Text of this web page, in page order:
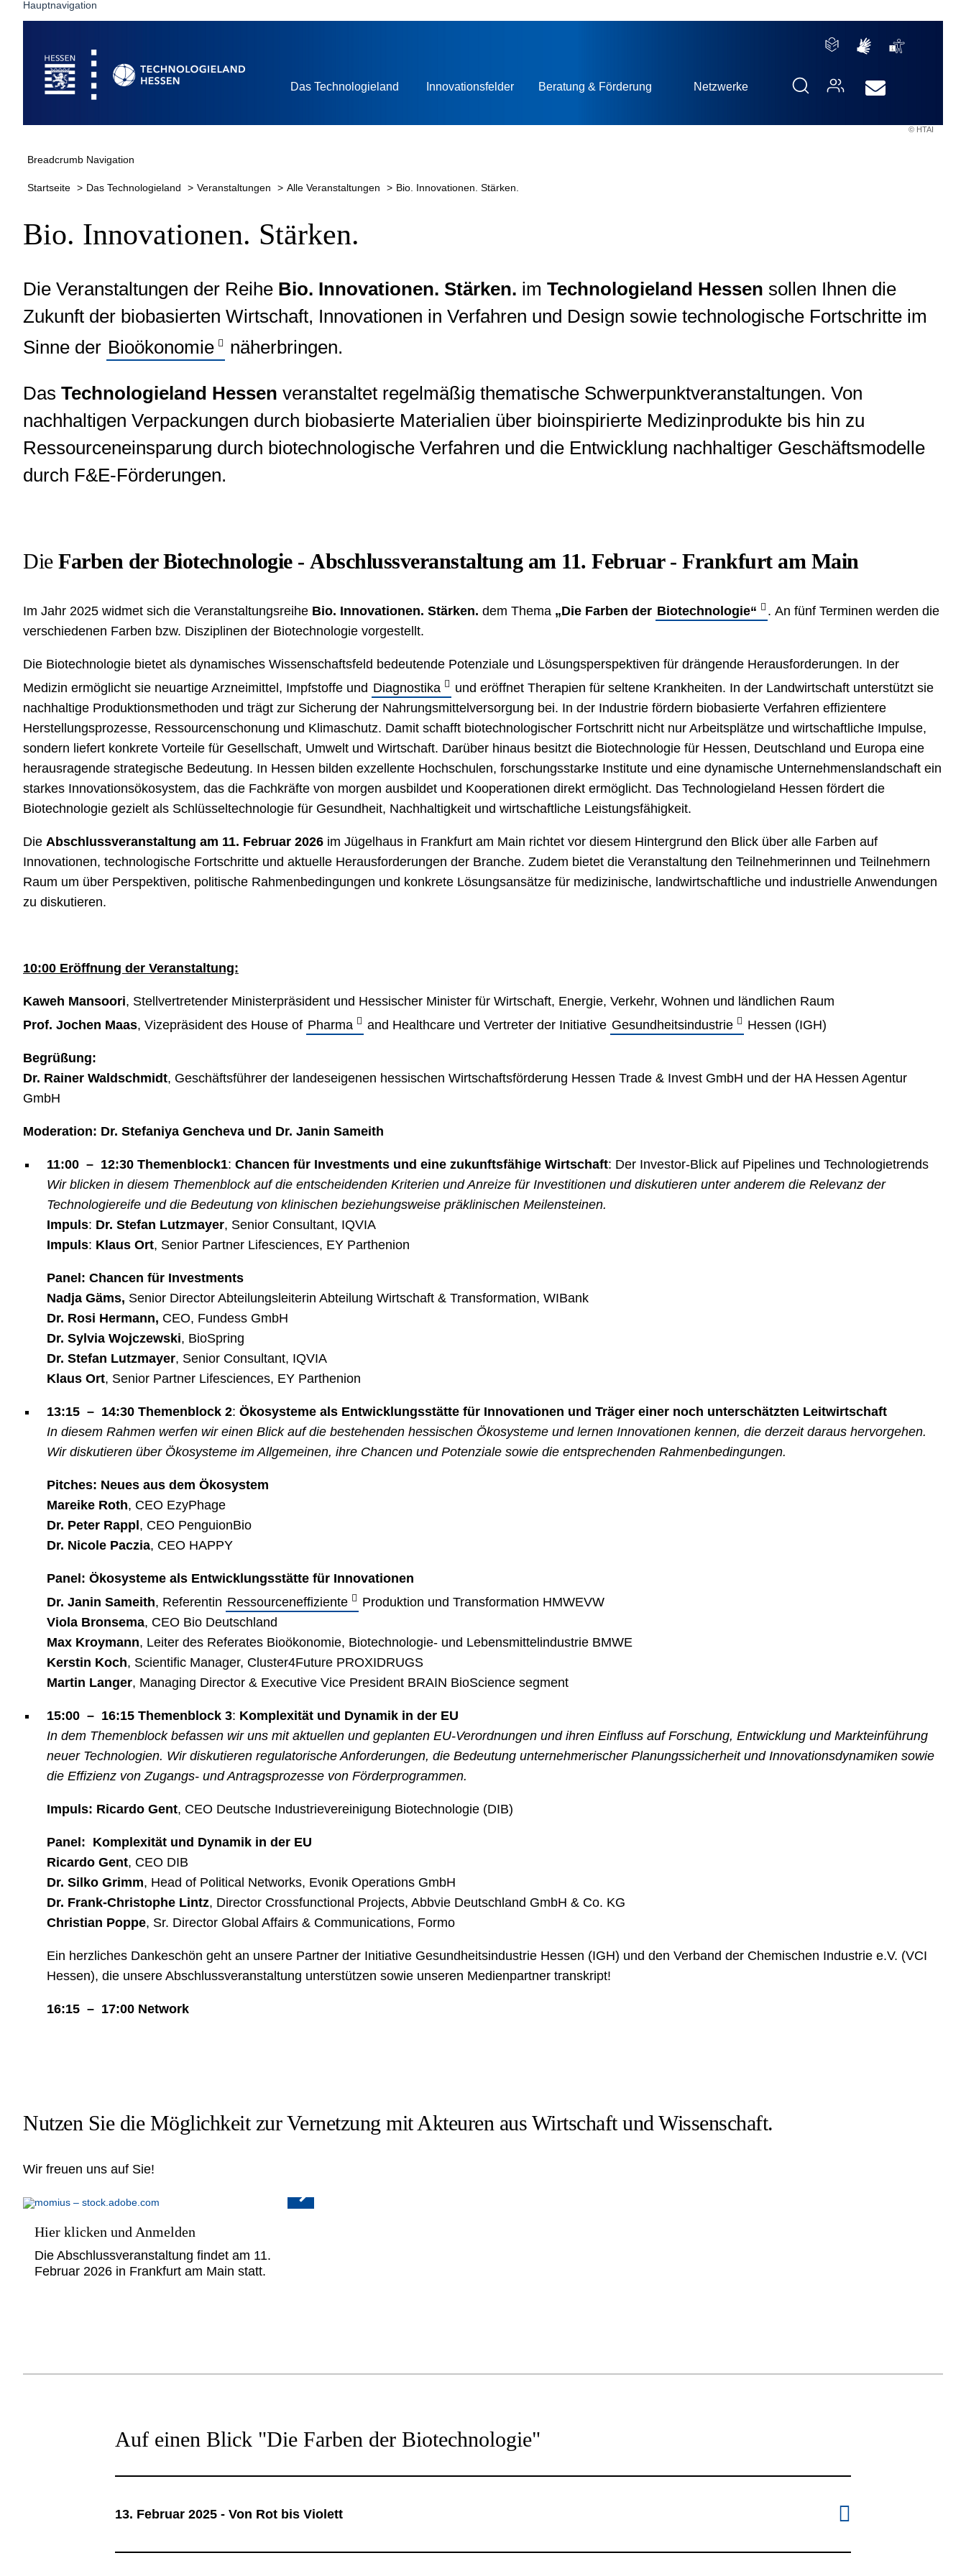
Hauptnavigation
Startseite
Das Technologieland Innovationsfelder Beratung & Förderung Netzwerke
© HTAI
Bio. Innovationen.
Stärken.
Breadcrumb Navigation
Startseite Das Technologieland Veranstaltungen Alle Veranstaltungen Bio. Innovationen. Stärken.
Bio. Innovationen. Stärken.
Die Veranstaltungen der Reihe Bio. Innovationen. Stärken. im Technologieland Hessen sollen Ihnen die
Zukunft der biobasierten Wirtschaft, Innovationen in Verfahren und Design sowie technologische Fortschritte im
Sinne der Bioökonomie näherbringen.
Das Technologieland Hessen veranstaltet regelmäßig thematische Schwerpunktveranstaltungen. Von
nachhaltigen Verpackungen durch biobasierte Materialien über bioinspirierte Medizinprodukte bis hin zu
Ressourceneinsparung durch biotechnologische Verfahren und die Entwicklung nachhaltiger Geschäftsmodelle
durch F&E-Förderungen.
DieFarben der Biotechnologie - Abschlussveranstaltung am 11. Februar - Frankfurt am Main
Im Jahr 2025 widmet sich die Veranstaltungsreihe Bio. Innovationen. Stärken. dem Thema „Die Farben der Biotechnologie“
. An fünf Terminen werden die
verschiedenen Farben bzw. Disziplinen der Biotechnologie vorgestellt.
Die Biotechnologie bietet als dynamisches Wissenschaftsfeld bedeutende Potenziale und Lösungsperspektiven für drängende Herausforderungen. In der
Medizin ermöglicht sie neuartige Arzneimittel, Impfstoffe und Diagnostika
und eröffnet Therapien für seltene Krankheiten. In der Landwirtschaft unterstützt sie
nachhaltige Produktionsmethoden und trägt zur Sicherung der Nahrungsmittelversorgung bei. In der Industrie fördern biobasierte Verfahren effizientere
Herstellungsprozesse, Ressourcenschonung und Klimaschutz. Damit schafft biotechnologischer Fortschritt nicht nur Arbeitsplätze und wirtschaftliche Impulse,
sondern liefert konkrete Vorteile für Gesellschaft, Umwelt und Wirtschaft. Darüber hinaus besitzt die Biotechnologie für Hessen, Deutschland und Europa eine
herausragende strategische Bedeutung. In Hessen bilden exzellente Hochschulen, forschungsstarke Institute und eine dynamische Unternehmenslandschaft ein
starkes Innovationsökosystem, das die Fachkräfte von morgen ausbildet und Kooperationen direkt ermöglicht. Das Technologieland Hessen fördert die
Biotechnologie gezielt als Schlüsseltechnologie für Gesundheit, Nachhaltigkeit und wirtschaftliche Leistungsfähigkeit.
Die Abschlussveranstaltung am 11. Februar 2026 im Jügelhaus in Frankfurt am Main richtet vor diesem Hintergrund den Blick über alle Farben auf
Innovationen, technologische Fortschritte und aktuelle Herausforderungen der Branche. Zudem bietet die Veranstaltung den Teilnehmerinnen und Teilnehmern
Raum um über Perspektiven, politische Rahmenbedingungen und konkrete Lösungsansätze für medizinische, landwirtschaftliche und industrielle Anwendungen
zu diskutieren.
10:00 Eröffnung der Veranstaltung:
Kaweh Mansoori, Stellvertretender Ministerpräsident und Hessischer Minister für Wirtschaft, Energie, Verkehr, Wohnen und ländlichen Raum
Prof. Jochen Maas, Vizepräsident des House of Pharma and Healthcare und Vertreter der Initiative Gesundheitsindustrie Hessen (IGH)
Begrüßung:
Dr. Rainer Waldschmidt, Geschäftsführer der landeseigenen hessischen Wirtschaftsförderung Hessen Trade & Invest GmbH und der HA Hessen Agentur
GmbH
Moderation: Dr. Stefaniya Gencheva und Dr. Janin Sameith
11:00 – 12:30 Themenblock1: Chancen für Investments und eine zukunftsfähige Wirtschaft: Der Investor-Blick auf Pipelines und Technologietrends
Wir blicken in diesem Themenblock auf die entscheidenden Kriterien und Anreize für Investitionen und diskutieren unter anderem die Relevanz der
Technologiereife und die Bedeutung von klinischen beziehungsweise präklinischen Meilensteinen.
Impuls: Dr. Stefan Lutzmayer, Senior Consultant, IQVIA
Impuls: Klaus Ort, Senior Partner Lifesciences, EY Parthenion
Panel: Chancen für Investments
Nadja Gäms, Senior Director Abteilungsleiterin Abteilung Wirtschaft & Transformation, WIBank
Dr. Rosi Hermann, CEO, Fundess GmbH
Dr. Sylvia Wojczewski, BioSpring
Dr. Stefan Lutzmayer, Senior Consultant, IQVIA
Klaus Ort, Senior Partner Lifesciences, EY Parthenion
13:15 – 14:30 Themenblock 2: Ökosysteme als Entwicklungsstätte für Innovationen und Träger einer noch unterschätzten Leitwirtschaft
In diesem Rahmen werfen wir einen Blick auf die bestehenden hessischen Ökosysteme und lernen Innovationen kennen, die derzeit daraus hervorgehen.
Wir diskutieren über Ökosysteme im Allgemeinen, ihre Chancen und Potenziale sowie die entsprechenden Rahmenbedingungen.
Pitches: Neues aus dem Ökosystem
Mareike Roth, CEO EzyPhage
Dr. Peter Rappl, CEO PenguionBio
Dr. Nicole Paczia, CEO HAPPY
Panel: Ökosysteme als Entwicklungsstätte für Innovationen
Dr. Janin Sameith, Referentin Ressourceneffiziente
Produktion und Transformation HMWEVW
Viola Bronsema, CEO Bio Deutschland
Max Kroymann, Leiter des Referates Bioökonomie, Biotechnologie- und Lebensmittelindustrie BMWE
Kerstin Koch, Scientific Manager, Cluster4Future PROXIDRUGS
Martin Langer, Managing Director & Executive Vice President BRAIN BioScience segment
15:00 – 16:15 Themenblock 3: Komplexität und Dynamik in der EU
In dem Themenblock befassen wir uns mit aktuellen und geplanten EU-Verordnungen und ihren Einfluss auf Forschung, Entwicklung und Markteinführung
neuer Technologien. Wir diskutieren regulatorische Anforderungen, die Bedeutung unternehmerischer Planungssicherheit und Innovationsdynamiken sowie
die Effizienz von Zugangs- und Antragsprozesse von Förderprogrammen.
Impuls: Ricardo Gent, CEO Deutsche Industrievereinigung Biotechnologie(DIB)
Panel: Komplexität und Dynamik in der EU
Ricardo Gent, CEO DIB
Dr. Silko Grimm, Head of Political Networks, Evonik Operations GmbH
Dr. Frank-Christophe Lintz, Director Crossfunctional Projects, Abbvie Deutschland GmbH & Co. KG
Christian Poppe, Sr. Director Global Affairs & Communications, Formo
Ein herzliches Dankeschön geht an unsere Partner der Initiative GesundheitsindustrieHessen (IGH) und den Verband der Chemischen Industrie e.V. (VCI
Hessen), die unsere Abschlussveranstaltung unterstützen sowie unseren Medienpartner transkript!
16:15 – 17:00 Network
Nutzen Sie die Möglichkeit zur Vernetzung mit Akteuren aus Wirtschaft und Wissenschaft.
Wir freuen uns auf Sie!
Hier klicken und Anmelden
Die Abschlussveranstaltung findet am 11.
Februar 2026 in Frankfurt am Main statt.
Auf einen Blick "Die Farben der Biotechnologie"
13. Februar 2025 - Von Rot bis Violett